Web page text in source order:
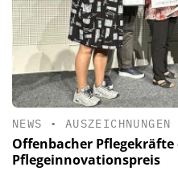
NEWS • AUSZEICHNUNGEN
Offenbacher
Pflegeinnovationspreis